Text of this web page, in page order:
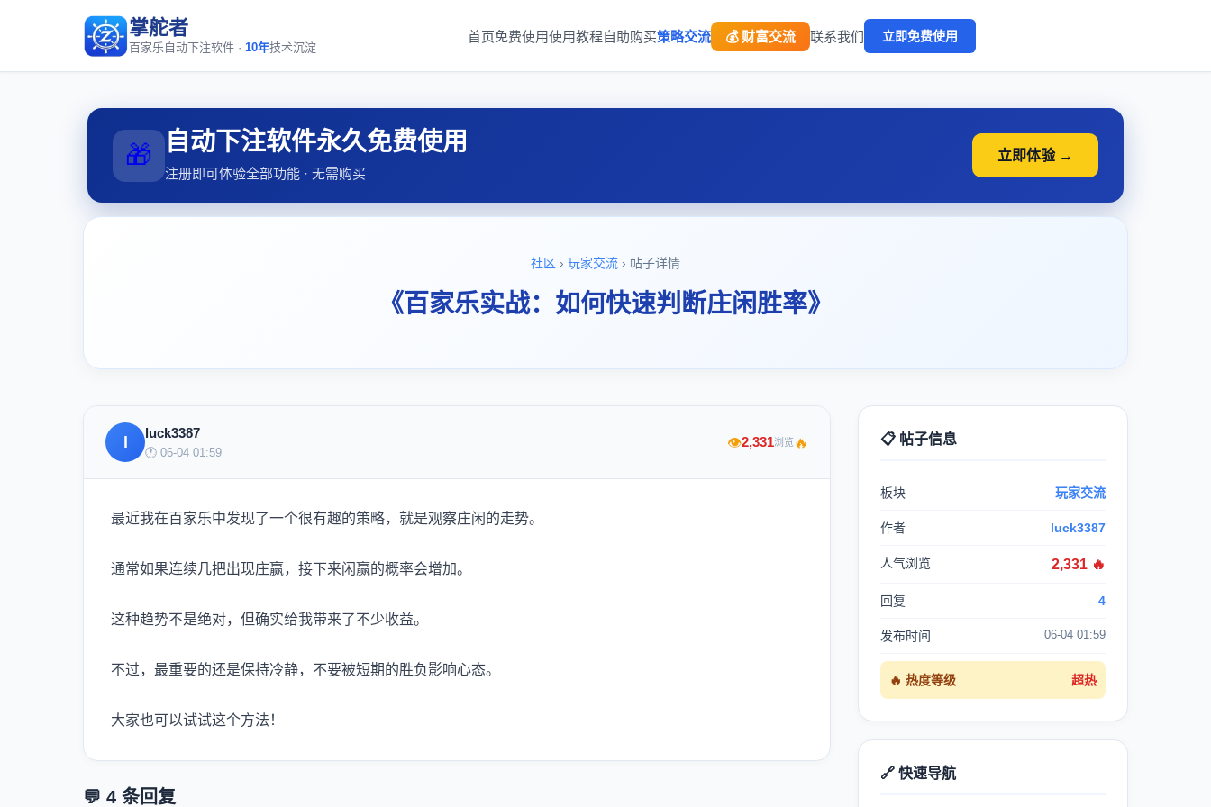
掌舵者
百家乐自动下注软件 · 10年技术沉淀
首页免费使用使用教程自助购买策略交流 💰 财富交流 联系我们 立即免费使用
🎁 自动下注软件永久免费使用
注册即可体验全部功能 · 无需购买
立即体验 →
社区 › 玩家交流 › 帖子详情
《百家乐实战：如何快速判断庄闲胜率》
luck3387
🕐 06-04 01:59
👁2,331浏览🔥
最近我在百家乐中发现了一个很有趣的策略，就是观察庄闲的走势。
通常如果连续几把出现庄赢，接下来闲赢的概率会增加。
这种趋势不是绝对，但确实给我带来了不少收益。
不过，最重要的还是保持冷静，不要被短期的胜负影响心态。
大家也可以试试这个方法！
💬 4 条回复
📋 帖子信息
板块 玩家交流
作者 luck3387
人气浏览 2,331 🔥
回复 4
发布时间 06-04 01:59
🔥 热度等级 超热
🔗 快速导航